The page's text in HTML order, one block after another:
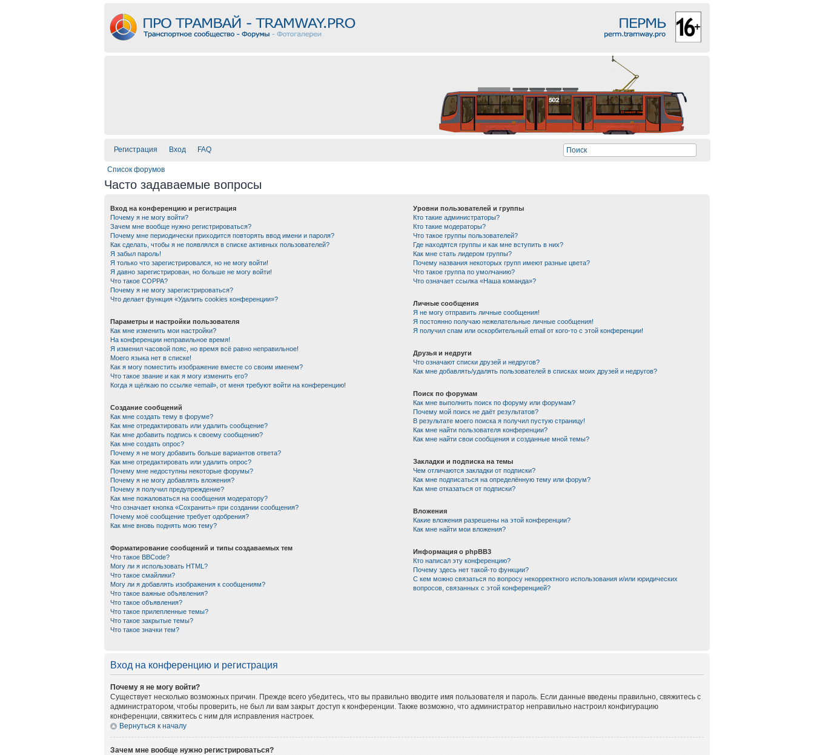
Регистрация Вход FAQ
Список форумов
Часто задаваемые вопросы
Вход на конференцию и регистрация
Почему я не могу войти?
Зачем мне вообще нужно регистрироваться?
Почему мне периодически приходится повторять ввод имени и пароля?
Как сделать, чтобы я не появлялся в списке активных пользователей?
Я забыл пароль!
Я только что зарегистрировался, но не могу войти!
Я давно зарегистрирован, но больше не могу войти!
Что такое COPPA?
Почему я не могу зарегистрироваться?
Что делает функция «Удалить cookies конференции»?
Параметры и настройки пользователя
Как мне изменить мои настройки?
На конференции неправильное время!
Я изменил часовой пояс, но время всё равно неправильное!
Моего языка нет в списке!
Как я могу поместить изображение вместе со своим именем?
Что такое звание и как я могу изменить его?
Когда я щёлкаю по ссылке «email», от меня требуют войти на конференцию!
Создание сообщений
Как мне создать тему в форуме?
Как мне отредактировать или удалить сообщение?
Как мне добавить подпись к своему сообщению?
Как мне создать опрос?
Почему я не могу добавить больше вариантов ответа?
Как мне отредактировать или удалить опрос?
Почему мне недоступны некоторые форумы?
Почему я не могу добавлять вложения?
Почему я получил предупреждение?
Как мне пожаловаться на сообщения модератору?
Что означает кнопка «Сохранить» при создании сообщения?
Почему моё сообщение требует одобрения?
Как мне вновь поднять мою тему?
Форматирование сообщений и типы создаваемых тем
Что такое BBCode?
Могу ли я использовать HTML?
Что такое смайлики?
Могу ли я добавлять изображения к сообщениям?
Что такое важные объявления?
Что такое объявления?
Что такое прилепленные темы?
Что такое закрытые темы?
Что такое значки тем?
Уровни пользователей и группы
Кто такие администраторы?
Кто такие модераторы?
Что такое группы пользователей?
Где находятся группы и как мне вступить в них?
Как мне стать лидером группы?
Почему названия некоторых групп имеют разные цвета?
Что такое группа по умолчанию?
Что означает ссылка «Наша команда»?
Личные сообщения
Я не могу отправить личные сообщения!
Я постоянно получаю нежелательные личные сообщения!
Я получил спам или оскорбительный email от кого-то с этой конференции!
Друзья и недруги
Что означают списки друзей и недругов?
Как мне добавлять/удалять пользователей в списках моих друзей и недругов?
Поиск по форумам
Как мне выполнить поиск по форуму или форумам?
Почему мой поиск не даёт результатов?
В результате моего поиска я получил пустую страницу!
Как мне найти пользователя конференции?
Как мне найти свои сообщения и созданные мной темы?
Закладки и подписка на темы
Чем отличаются закладки от подписки?
Как мне подписаться на определённую тему или форум?
Как мне отказаться от подписки?
Вложения
Какие вложения разрешены на этой конференции?
Как мне найти мои вложения?
Информация о phpBB3
Кто написал эту конференцию?
Почему здесь нет такой-то функции?
С кем можно связаться по вопросу некорректного использования и/или юридических
вопросов, связанных с этой конференцией?
Вход на конференцию и регистрация
Почему я не могу войти?
Существует несколько возможных причин. Прежде всего убедитесь, что вы правильно вводите имя пользователя и пароль. Если данные введены правильно, свяжитесь с
администратором, чтобы проверить, не был ли вам закрыт доступ к конференции. Также возможно, что администратор неправильно настроил конфигурацию
конференции, свяжитесь с ним для исправления настроек.
Вернуться к началу
Зачем мне вообще нужно регистрироваться?